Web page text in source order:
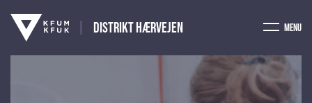
Distrikt Hærvejen Menu